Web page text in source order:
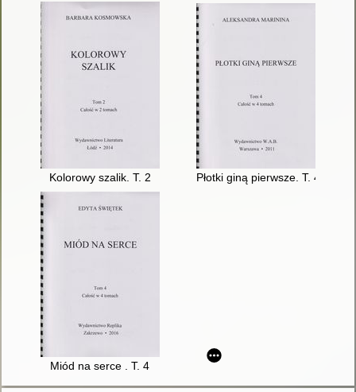
Kolorowy szalik. T. 2 Płotki giną pierwsze. T. 4
Miód na serce . T. 4